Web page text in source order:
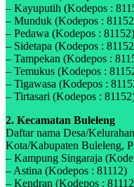
– Kayuputih (Kodepos :
– Munduk (Kodepos :
– Pedawa (Kodepos : 81152)
– Sidetapa (Kodepos :
– Tampekan (Kodepos :
– Temukus (Kodepos :
– Tigawasa (Kodepos :
– Tirtasari (Kodepos :
2. Kecamatan Buleleng
Daftar nama Desa/
Kota/Kabupaten Buleleng,
– Kampung Singaraja
– Astina (Kodepos : 81112)
– Kendran (Kodepos :